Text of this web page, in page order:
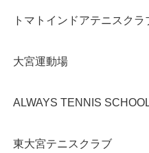
トマトインドアテニスクラ
大宮運動場
ALWAYS TENNIS
東大宮テニスクラブ